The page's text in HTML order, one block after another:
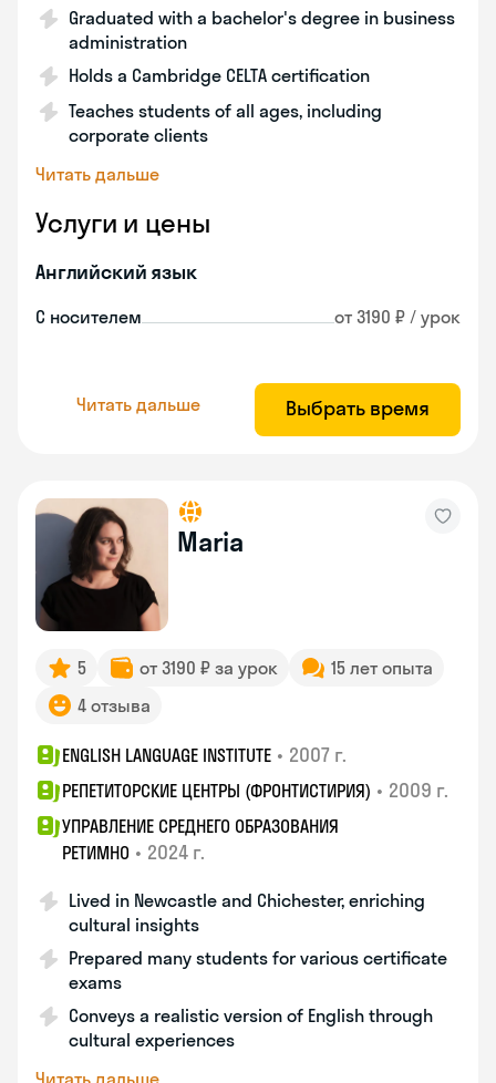
Graduated with a bachelor's degree in business
administration
Holds a Cambridge CELTA certification
Teaches students of all ages, including
corporate clients
Читать дальше
Услуги и цены
Английский язык
С носителем от 3190 ₽ / урок
Читать дальше Выбрать время
Maria
5 от 3190 ₽ за урок
15 лет опыта
4 отзыва
ENGLISH LANGUAGE INSTITUTE • 2007 г.
РЕПЕТИТОРСКИЕ ЦЕНТРЫ (ФРОНТИСТИРИЯ) • 2009 г.
УПРАВЛЕНИЕ СРЕДНЕГО ОБРАЗОВАНИЯ
РЕТИМНО • 2024 г.
Lived in Newcastle and Chichester, enriching
cultural insights
Prepared many students for various certificate
exams
Conveys a realistic version of English through
cultural experiences
Читать дальше